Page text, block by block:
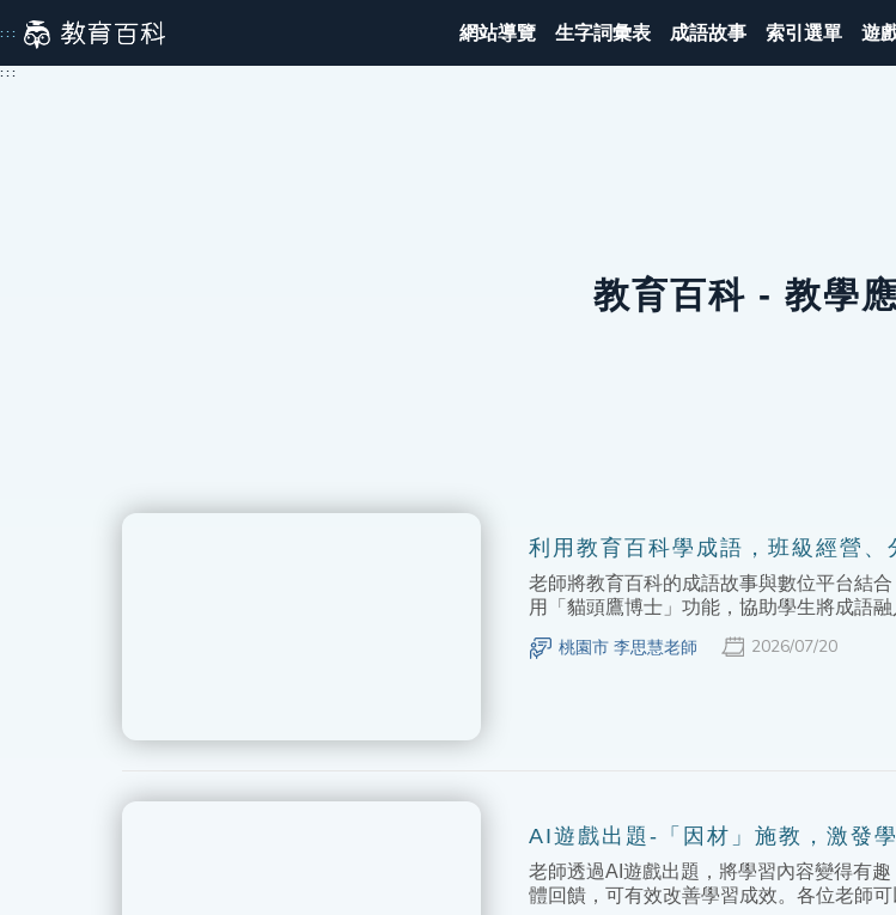
到
主
::: 網站導覽 生字詞彙表 成語故事 索引選單 遊
:::
教育百科 - 教學
利用教育百科學成語，班級經營
老師將教育百科的成語故事與數位平台結
用「貓頭鷹博士」功能，協助學生將成語
桃園市 李思慧老師 2026/07/20
AI遊戲出題-「因材」施教，激發
老師透過AI遊戲出題，將學習內容變得有
體回饋，可有效改善學習成效。各位老師